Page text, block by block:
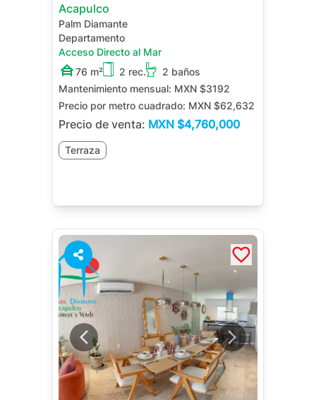
Acapulco
Palm Diamante
Departamento
Acceso Directo al Mar
76 m²
2 rec.
2 baños
Mantenimiento mensual: MXN $3192
Precio por metro cuadrado: MXN $62,632
Precio de venta: MXN $4,760,000
Terraza